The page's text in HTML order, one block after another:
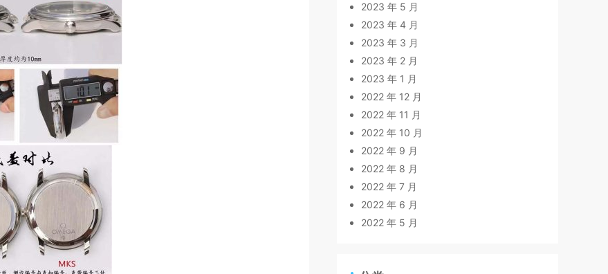
2023 年 5 月
2023 年 4 月
2023 年 3 月
2023 年 2 月
2023 年 1 月
2022 年 12 月
2022 年 11 月
2022 年 10 月
2022 年 9 月
2022 年 8 月
2022 年 7 月
2022 年 6 月
2022 年 5 月